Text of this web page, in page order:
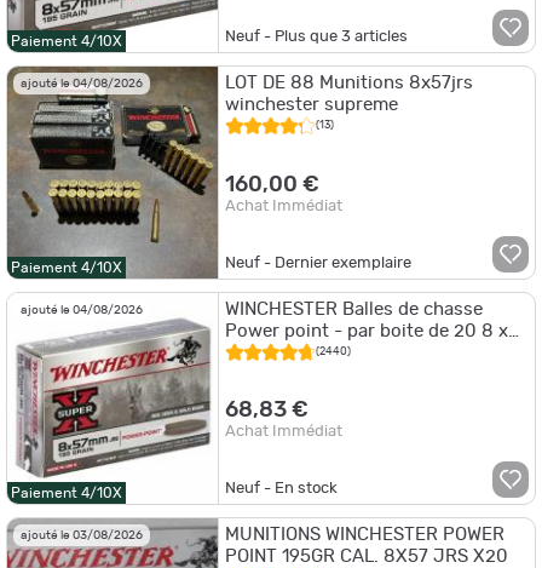
Paiement 4/10X Neuf - Plus que3 articles
ajouté le 04/08/2026
Paiement 4/10X
LOT DE 88 Munitions 8x57jrs
winchester supreme
(13)
160,00 €
Achat Immédiat
Neuf - Dernier exemplaire
ajouté le 04/08/2026
Paiement 4/10X
WINCHESTER Balles de chasse
Power point - par boite de 20 8 x
57 JRS 195Gr
(2440)
68,83 €
Achat Immédiat
Neuf - En stock
ajouté le 03/08/2026
MUNITIONS WINCHESTER POWER
POINT 195GR CAL. 8X57 JRS X20